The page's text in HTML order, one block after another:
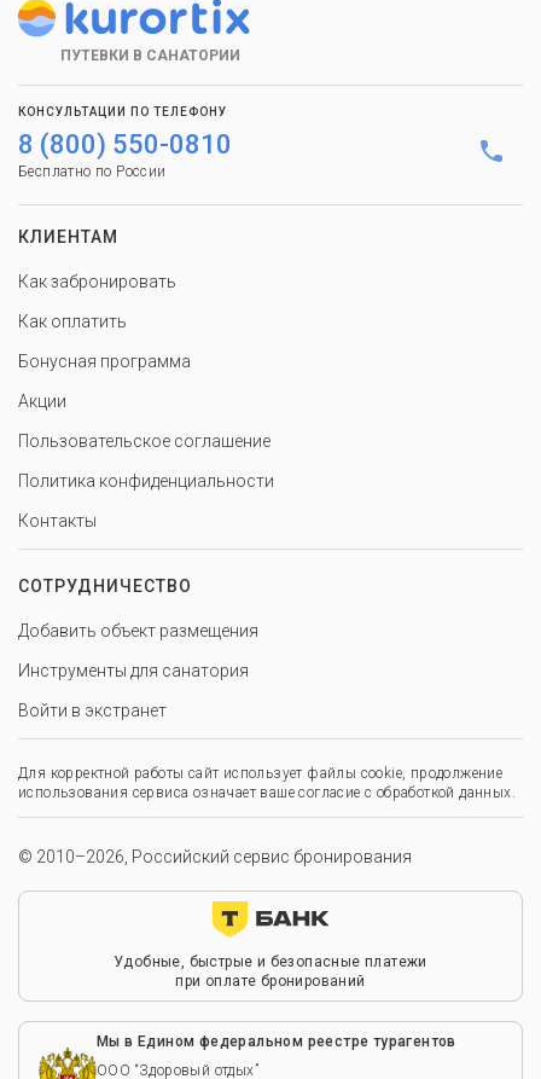
ПУТЕВКИ В САНАТОРИИ
КОНСУЛЬТАЦИИ ПО ТЕЛЕФОНУ
8 (800) 550-0810
Бесплатно по России
КЛИЕНТАМ
Как забронировать
Как оплатить
Бонусная программа
Акции
Пользовательское соглашение
Политика конфиденциальности
Контакты
СОТРУДНИЧЕСТВО
Добавить объект размещения
Инструменты для санатория
Войти в экстранет
Для корректной работы сайт использует файлы cookie, продолжение
использования сервиса означает ваше согласие с обработкой данных.
© 2010–2026, Российский сервис бронирования
Удобные, быстрые и безопасные платежи
при оплате бронирований
Мы в Едином федеральном реестре турагентов
ООО “Здоровый отдых”